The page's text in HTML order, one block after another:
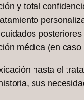
y total
posteriores
médica (en caso
hasta el
sus